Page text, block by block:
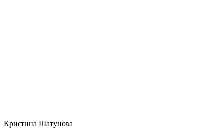
Кристина Шатунова